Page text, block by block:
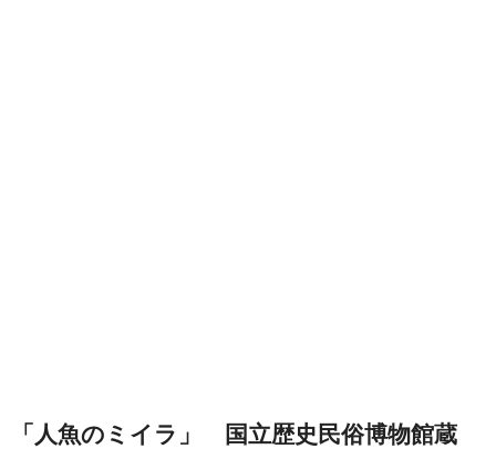
「人魚のミイラ」 国立歴史民俗博物館蔵